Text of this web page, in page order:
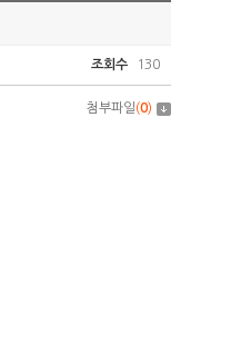
조회수 130
첨부파일(0)